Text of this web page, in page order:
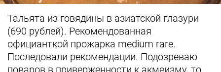
Тальята из говядины в азиатской глазури
(690 рублей). Рекомендованная
официанткой прожарка medium rare.
Последовали рекомендации. Подозреваю